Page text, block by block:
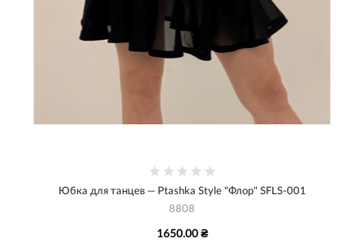
Юбка для танцев — Ptashka Style "Флор" SFLS-001
8808
1650.00 ₴